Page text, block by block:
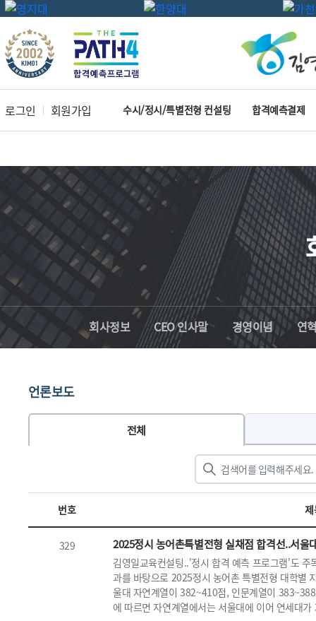
로그인 회원가입 수시/정시/특별전형 컨설팅 합격예측결제
회사정보 CEO 인사말 경영이념 연
언론보도
전체
번호
329 2025정시 농어촌특별전형 실채점 합격선..서울
김영일교육컨설팅..'정시 합격 예측 프로그램'도
과를 바탕으로 2025정시 농어촌 특별전형 대학별
울대 자연계열이 382~410점, 인문계열이
에 따르면 자연계열에서는 서울대에 이어 연세대